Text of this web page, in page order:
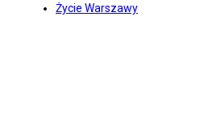
Życie Warszawy